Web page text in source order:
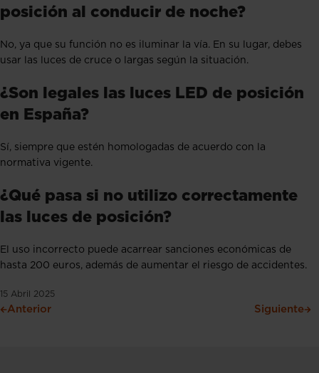
posición al conducir de noche?
No, ya que su función no es iluminar la vía. En su lugar, debes
usar las luces de cruce o largas según la situación.
¿Son legales las luces LED de posición
en España?
Sí, siempre que estén homologadas de acuerdo con la
normativa vigente.
¿Qué pasa si no utilizo correctamente
las luces de posición?
El uso incorrecto puede acarrear sanciones económicas de
hasta 200 euros, además de aumentar el riesgo de accidentes.
15 Abril 2025
Anterior Siguiente